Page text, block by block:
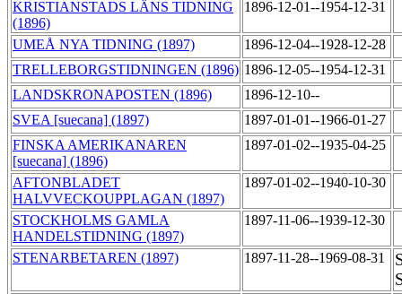
KRISTIANSTADS LÄNS TIDNING
(1896)
1896-12-01--1954-12-31
UMEÅ NYA TIDNING (1897)
1896-12-04--1928-12-28
TRELLEBORGSTIDNINGEN (1896) 1896-12-05--1954-12-31
LANDSKRONAPOSTEN (1896)
1896-12-10--
SVEA [suecana] (1897)
1897-01-01--1966-01-27
FINSKA AMERIKANAREN
[suecana] (1896)
1897-01-02--1935-04-25
AFTONBLADET
HALVVECKOUPPLAGAN (1897)
1897-01-02--1940-10-30
STOCKHOLMS GAMLA
HANDELSTIDNING (1897)
1897-11-06--1939-12-30
STENARBETAREN (1897) 1897-11-28--1969-08-31